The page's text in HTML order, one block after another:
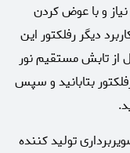
و با عوض کردن
دیگر رفلکتور این
از تابش مستقیم نور
بتابانید و سپس
تصویربرداری تولید کننده